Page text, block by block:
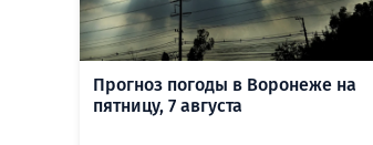
Прогноз погоды в Воронеже на
пятницу, 7 августа